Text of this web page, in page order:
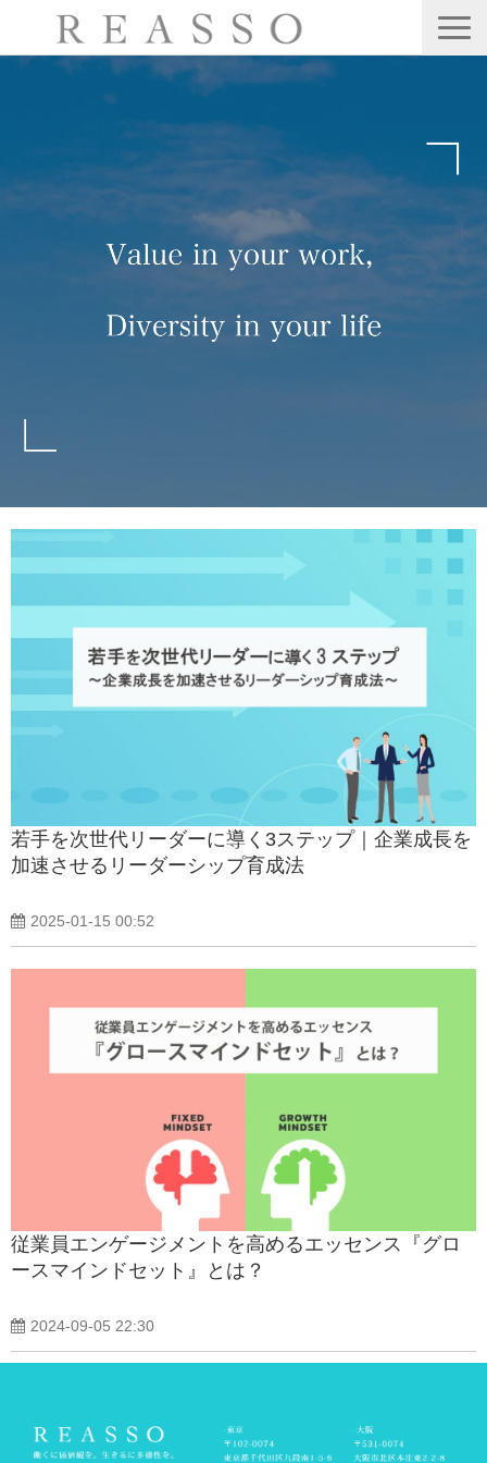
会社情報
公開・集合型研修
Webセミナー
ブログ
若手を次世代リーダーに導く3ステップ｜企業成長を
加速させるリーダーシップ育成法
2025-01-15 00:52
従業員エンゲージメントを高めるエッセンス『グロ
ースマインドセット』とは？
2024-09-05 22:30